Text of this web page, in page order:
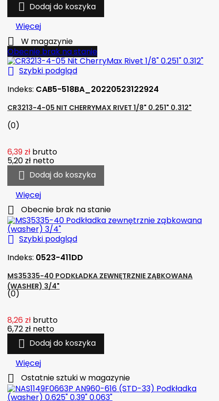
 Dodaj do koszyka
Więcej

W magazynie
Obecnie brak na stanie
 Szybki podgląd
Indeks: CAB5-518BA_20220523122924
CR3213-4-05 NIT CHERRYMAX RIVET 1/8" 0.251" 0.312"
(0)
6,39 zł brutto
5,20 zł netto
 Dodaj do koszyka
Więcej
 Obecnie brak na stanie
 Szybki podgląd
Indeks: 0523-411DD
MS35335-40 PODKŁADKA ZEWNĘTRZNIE ZĄBKOWANA
(WASHER) 3/4"
(0)
8,26 zł brutto
6,72 zł netto
 Dodaj do koszyka
Więcej
 Ostatnie sztuki w magazynie